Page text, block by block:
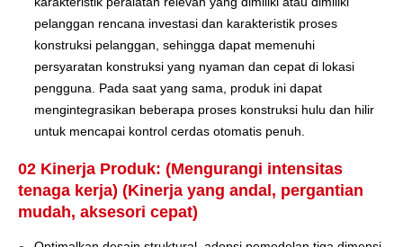
pelanggan rencana investasi dan karakteristik proses
konstruksi pelanggan, sehingga dapat memenuhi
persyaratan konstruksi yang nyaman dan cepat di lokasi
pengguna. Pada saat yang sama, produk ini dapat
mengintegrasikan beberapa proses konstruksi hulu dan hilir
untuk mencapai kontrol cerdas otomatis penuh.
02 Kinerja Produk: (Mengurangi intensitas
tenaga kerja) (Kinerja yang andal, pergantian
mudah, aksesori cepat)